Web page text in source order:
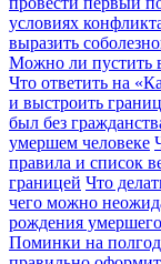
условиях
выразить
Можно ли пустить
Что ответить на
и выстроить
был без
умершем человеке
правила и список
границей Что
чего можно
рождения умершего
Поминки на